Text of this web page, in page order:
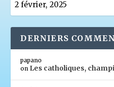
2 février, 2025
DERNIERS
papano
on Les catholiques,